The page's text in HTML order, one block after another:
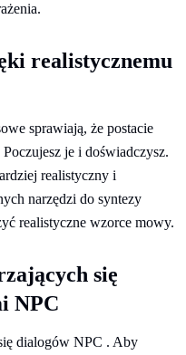
realistycznemu
sprawiają, że postacie
je i doświadczysz.
realistyczny i
narzędzi do syntezy
realistyczne wzorce mowy.
się
NPC
dialogów NPC . Aby